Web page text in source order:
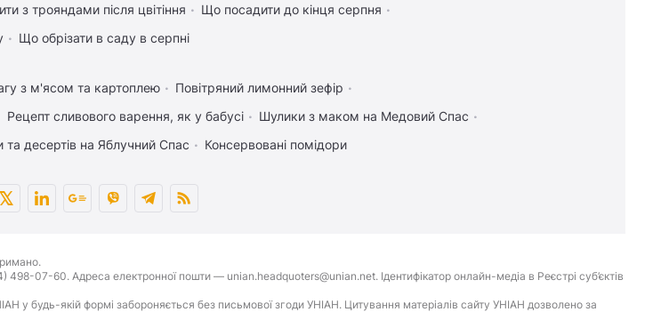
з трояндами після цвітіння
Що посадити до кінця серпня
Що обрізати в саду в серпні
з м'ясом та картоплею
Повітряний лимонний зефір
Рецепт сливового варення, як у бабусі
Шулики з маком на Медовий Спас
та десертів на Яблучний Спас Консервовані помідори
07-60. Адреса електронної пошти — unian.headquoters@unian.net. Ідентифікатор онлайн-медіа в Реєстрі суб’єктів
у будь-якій формі забороняється без письмової згоди УНІАН. Цитування матеріалів сайту УНІАН дозволено за